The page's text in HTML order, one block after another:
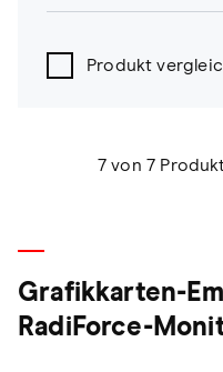
Produkt
7 von 7
Grafikkarten-
RadiForce-